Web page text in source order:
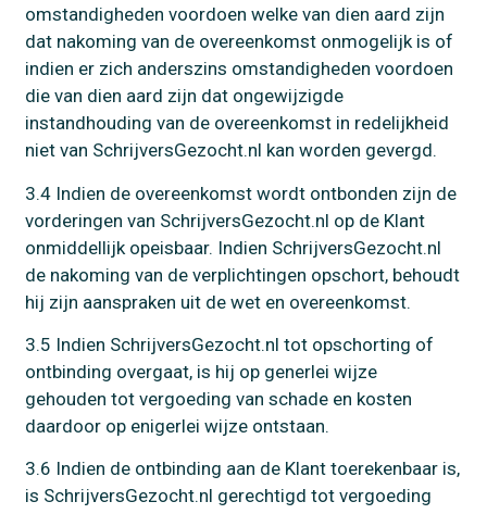
omstandigheden voordoen welke van dien aard zijn
dat nakoming van de overeenkomst onmogelijk is of
indien er zich anderszins omstandigheden voordoen
die van dien aard zijn dat ongewijzigde
instandhouding van de overeenkomst in redelijkheid
niet van SchrijversGezocht.nl kan worden gevergd.
3.4 Indien de overeenkomst wordt ontbonden zijn de
vorderingen van SchrijversGezocht.nl op de Klant
onmiddellijk opeisbaar. Indien SchrijversGezocht.nl
de nakoming van de verplichtingen opschort, behoudt
hij zijn aanspraken uit de wet en overeenkomst.
3.5 Indien SchrijversGezocht.nl tot opschorting of
ontbinding overgaat, is hij op generlei wijze
gehouden tot vergoeding van schade en kosten
daardoor op enigerlei wijze ontstaan.
3.6 Indien de ontbinding aan de Klant toerekenbaar is,
is SchrijversGezocht.nl gerechtigd tot vergoeding